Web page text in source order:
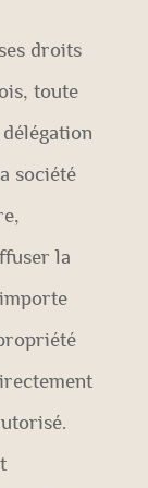
droits
toute
société
la